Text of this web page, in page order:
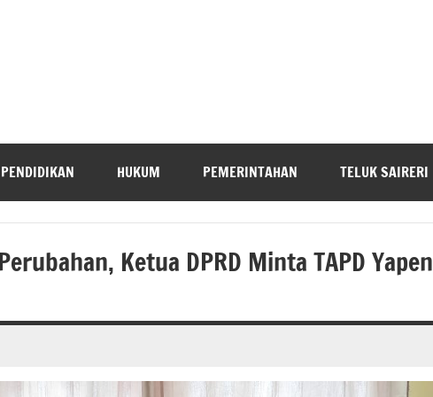
PENDIDIKAN HUKUM PEMERINTAHAN TELUK SAIRERI
Ketua DPRD Minta TAPD Yapen